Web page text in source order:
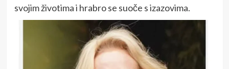
svojim životima i hrabro se suoče s izazovima.